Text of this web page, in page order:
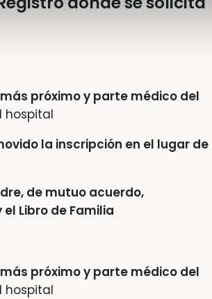
próximo y parte médico del
hospital
la inscripción en el lugar de
de mutuo acuerdo,
Libro de Familia
próximo y parte médico del
hospital